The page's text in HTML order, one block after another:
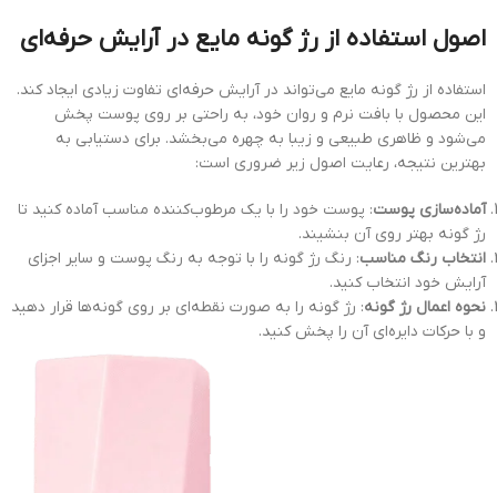
اصول استفاده از رژ گونه مایع در آرایش حرفه‌ای
استفاده از رژ گونه مایع می‌تواند در آرایش حرفه‌ای تفاوت زیادی ایجاد کند.
این محصول با بافت نرم و روان خود، به راحتی بر روی پوست پخش
می‌شود و ظاهری طبیعی و زیبا به چهره می‌بخشد. برای دستیابی به
بهترین نتیجه، رعایت اصول زیر ضروری است:
آماده‌سازی پوست: پوست خود را با یک مرطوب‌کننده مناسب آماده کنید تا
رژ گونه بهتر روی آن بنشیند.
انتخاب رنگ مناسب: رنگ رژ گونه را با توجه به رنگ پوست و سایر اجزای
آرایش خود انتخاب کنید.
نحوه اعمال رژ گونه: رژ گونه را به صورت نقطه‌ای بر روی گونه‌ها قرار دهید
و با حرکات دایره‌ای آن را پخش کنید.